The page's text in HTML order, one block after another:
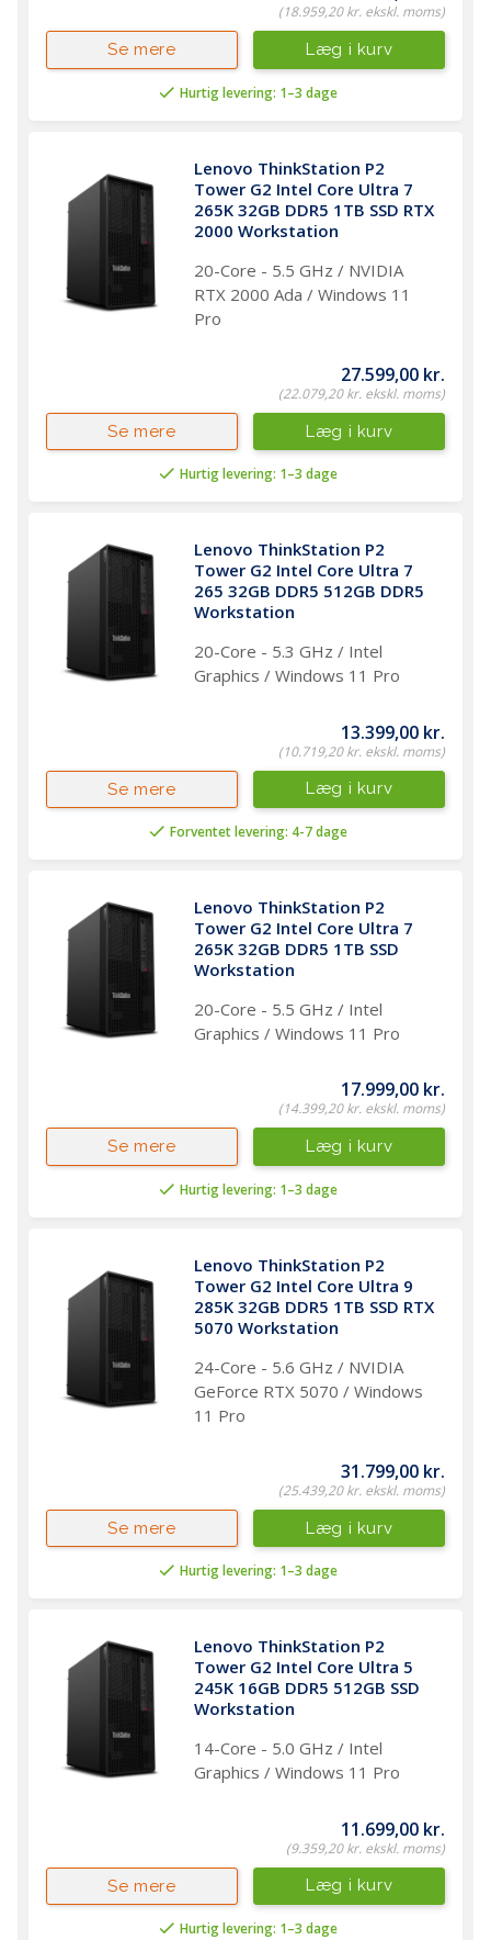
(18.959,20 kr. ekskl. moms)
Hurtig levering: 1–3 dage
Læg i kurv
Se mere
Lenovo ThinkStation P2
Tower G2 Intel Core Ultra 7
265K 32GB DDR5 1TB SSD RTX
2000 Workstation
20-Core - 5.5 GHz / NVIDIA
RTX 2000 Ada / Windows 11
Pro
27.599,00 kr.
(22.079,20 kr. ekskl. moms)
Hurtig levering: 1–3 dage
Læg i kurv
Se mere
Lenovo ThinkStation P2
Tower G2 Intel Core Ultra 7
265 32GB DDR5 512GB DDR5
Workstation
20-Core - 5.3 GHz / Intel
Graphics / Windows 11 Pro
13.399,00 kr.
(10.719,20 kr. ekskl. moms)
Forventet levering: 4-7 dage
Læg i kurv
Se mere
Lenovo ThinkStation P2
Tower G2 Intel Core Ultra 7
265K 32GB DDR5 1TB SSD
Workstation
20-Core - 5.5 GHz / Intel
Graphics / Windows 11 Pro
17.999,00 kr.
(14.399,20 kr. ekskl. moms)
Hurtig levering: 1–3 dage
Læg i kurv
Se mere
Lenovo ThinkStation P2
Tower G2 Intel Core Ultra 9
285K 32GB DDR5 1TB SSD RTX
5070 Workstation
24-Core - 5.6 GHz / NVIDIA
GeForce RTX 5070 / Windows
11 Pro
31.799,00 kr.
(25.439,20 kr. ekskl. moms)
Hurtig levering: 1–3 dage
Læg i kurv
Se mere
Lenovo ThinkStation P2
Tower G2 Intel Core Ultra 5
245K 16GB DDR5 512GB SSD
Workstation
14-Core - 5.0 GHz / Intel
Graphics / Windows 11 Pro
11.699,00 kr.
(9.359,20 kr. ekskl. moms)
Hurtig levering: 1–3 dage
Læg i kurv
Se mere